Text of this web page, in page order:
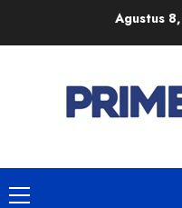
Agustus
Primary